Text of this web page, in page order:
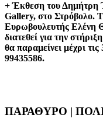
+ Έκθεση του Δημήτρη
Gallery, στο Στρόβολο.
Ευρωβουλευτής Ελένη
διατεθεί για την
θα παραμείνει μέχρι
99435586.
ΠΑΡΑΘΥΡΟ |